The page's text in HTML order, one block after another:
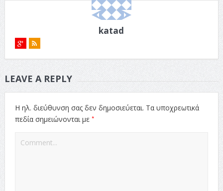
katad
LEAVE A REPLY
Η ηλ. διεύθυνση σας δεν δημοσιεύεται. Τα υποχρεωτικά
πεδία σημειώνονται με *